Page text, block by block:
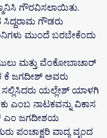
ಗೌರವಿಸಲಾಯಿತು.
ಸಿದ್ದರಾಮ ಗೌಡರು
ಮುಂದೆ ಬರಬೇಕೆಂದು
ಮತ್ತು ವೆಂಕೋಬಾಚಾರ್
ಕೆ ಜಗದೀಶ್ ಅವರು
ಸಲ್ಲಿಸಿದರು ಯಲ್ಲೇಶ್ ಯಾಳಗಿ
ಎಂಬ ನಾಟಕವನ್ನು ವಿಕಾಸ
ಎಂ ಜಗದೀಶಯ
ಪಂಚಾಕ್ಷರಿ ವಾದ್ಯ ವೃಂದ